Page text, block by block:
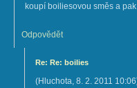
koupí boiliesovou směs a
Odpovědět
Re: Re: boilies
(Hluchota, 8. 2. 2011 10:06